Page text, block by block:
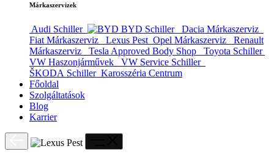
Márkaszervizek
Audi Schiller BYD Schiller
Dacia Márkaszerviz
Fiat Márkaszerviz
Lexus Pest Opel Márkaszerviz
Renault
Márkaszerviz
Tesla Approved Body Shop
Toyota Schiller
VW Haszonjárművek
VW Service Schiller
ŠKODA Schiller Karosszéria Centrum
Főoldal
Szolgáltatások
Blog
Karrier